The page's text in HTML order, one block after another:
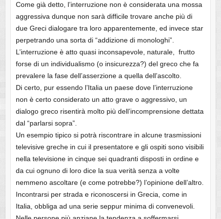
Come già detto, l’interruzione non è considerata una mossa
aggressiva dunque non sarà difficile trovare anche più di
due Greci dialogare tra loro apparentemente, ed invece star
perpetrando una sorta di “addizione di monologhi”.
L’interruzione è atto quasi inconsapevole, naturale, frutto
forse di un individualismo (o insicurezza?) del greco che fa
prevalere la fase dell’asserzione a quella dell’ascolto.
Di certo, pur essendo l’Italia un paese dove l’interruzione
non è certo considerato un atto grave o aggressivo, un
dialogo greco risentirà molto più dell’incomprensione dettata
dal “parlarsi sopra”.
Un esempio tipico si potrà riscontrare in alcune trasmissioni
televisive greche in cui il presentatore e gli ospiti sono visibili
nella televisione in cinque sei quadranti disposti in ordine e
da cui ognuno di loro dice la sua verità senza a volte
nemmeno ascoltare (e come potrebbe?) l’opinione dell’altro.
Incontrarsi per strada e riconoscersi in Grecia, come in
Italia, obbliga ad una serie seppur minima di convenevoli.